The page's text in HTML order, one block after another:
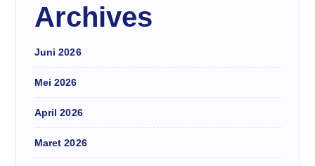
Archives
Juni 2026
Mei 2026
April 2026
Maret 2026